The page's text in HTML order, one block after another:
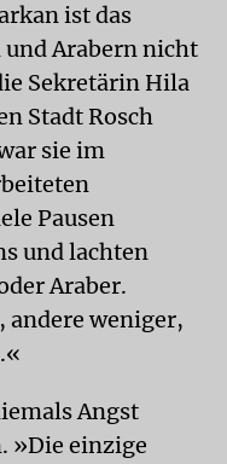
ist das
und Arabern nicht
Sekretärin Hila
Stadt Rosch
sie im
Pausen
und lachten
Araber.
andere weniger,
Angst
»Die einzige